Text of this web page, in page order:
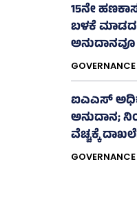
15ನೇ
ಬಳಕೆ ಮಾಡದ
ಅನುದಾನವೂ
GOVERNANCE
ಐಎಎಸ್‌
ಅನುದಾನ;
ವೆಚ್ಚಕ್ಕೆ
GOVERNANCE